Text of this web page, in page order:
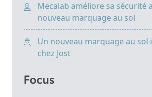
Mecalab améliore sa sécurité
nouveau marquage au sol
Un nouveau marquage au
chez Jost
Focus